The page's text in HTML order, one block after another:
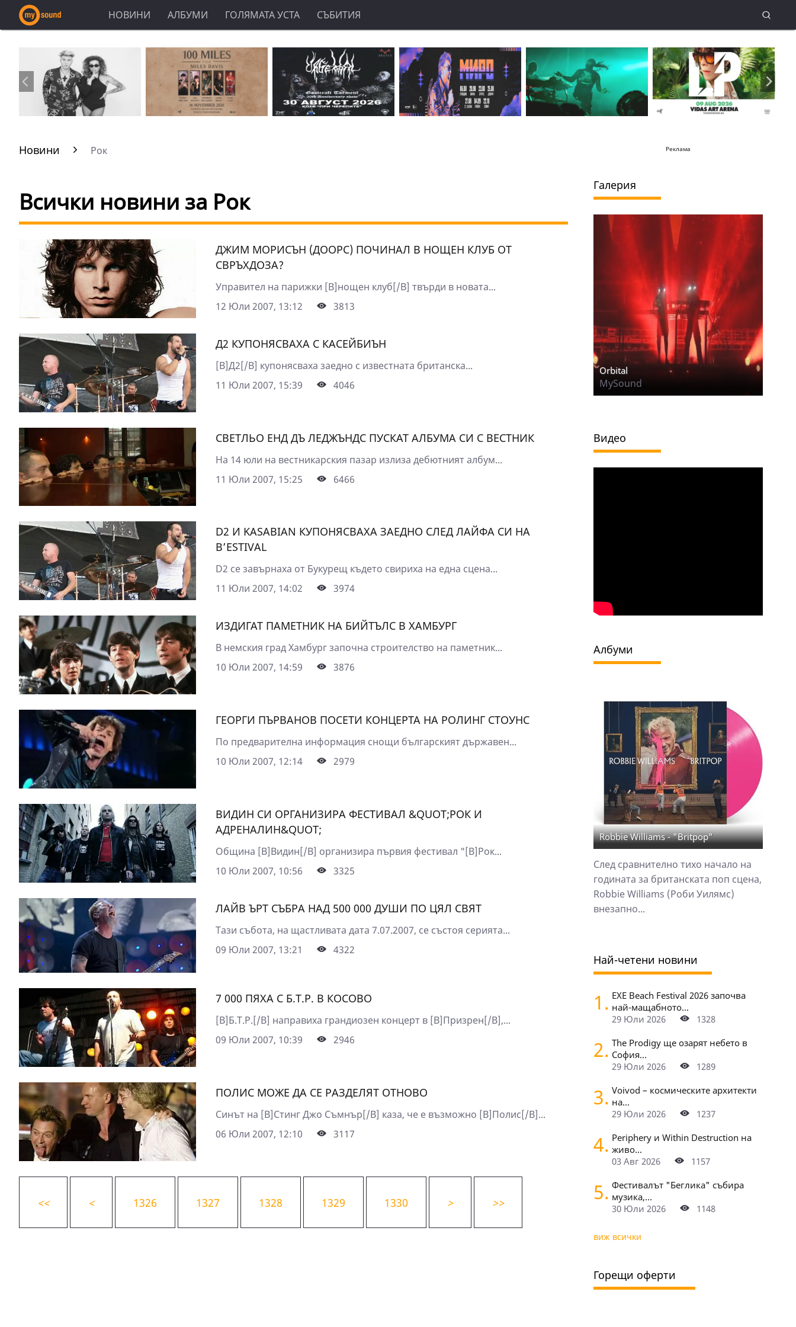
НОВИНИ АЛБУМИ ГОЛЯМАТА УСТА СЪБИТИЯ
Новини Рок
Всички новини за Рок
ДЖИМ МОРИСЪН (ДООРС) ПОЧИНАЛ В НОЩЕН КЛУБ ОТ
СВРЪХДОЗА?
Управител на парижки [B]нощен клуб[/B] твърди в новата...
12 Юли 2007, 13:12
3813
Д2 КУПОНЯСВАХА С КАСЕЙБИЪН
[B]Д2[/B] купонясваха заедно с известната британска...
11 Юли 2007, 15:39
4046
СВЕТЛЬО ЕНД ДЪ ЛЕДЖЪНДС ПУСКАТ АЛБУМА СИ С ВЕСТНИК
На 14 юли на вестникарския пазар излиза дебютният албум...
11 Юли 2007, 15:25
6466
D2 И KASABIAN КУПОНЯСВАХА ЗАЕДНО СЛЕД ЛАЙФА СИ НА
B’ESTIVAL
D2 се завърнаха от Букурещ където свириха на една сцена...
11 Юли 2007, 14:02
3974
ИЗДИГАТ ПАМЕТНИК НА БИЙТЪЛС В ХАМБУРГ
В немския град Хамбург започна строителство на паметник...
10 Юли 2007, 14:59
3876
ГЕОРГИ ПЪРВАНОВ ПОСЕТИ КОНЦЕРТА НА РОЛИНГ СТОУНС
По предварителна информация снощи българският държавен...
10 Юли 2007, 12:14
2979
ВИДИН СИ ОРГАНИЗИРА ФЕСТИВАЛ &QUOT;РОК И
АДРЕНАЛИН&QUOT;
Община [B]Видин[/B] организира първия фестивал "[B]Рок...
10 Юли 2007, 10:56
3325
ЛАЙВ ЪРТ СЪБРА НАД 500 000 ДУШИ ПО ЦЯЛ СВЯТ
Тази събота, на щастливата дата 7.07.2007, се състоя серията...
09 Юли 2007, 13:21
4322
7 000 ПЯХА С Б.Т.Р. В КОСОВО
[B]Б.Т.Р.[/B] направиха грандиозен концерт в [B]Призрен[/B],...
09 Юли 2007, 10:39
2946
ПОЛИС МОЖЕ ДА СЕ РАЗДЕЛЯТ ОТНОВО
Синът на [B]Стинг Джо Съмнър[/B] каза, че е възможно [B]Полис[/B]...
06 Юли 2007, 12:10
3117
<< < 1326 1327 1328 1329 1330 > >>
Реклама
Галерия
Orbital
MySound
Видео
Албуми
Robbie Williams - "Britpop"
След сравнително тихо начало на
годината за британската поп сцена,
Robbie Williams (Роби Уилямс)
внезапно...
Най-четени новини
1. EXE Beach Festival 2026 започва
най-мащабното...
29 Юли 2026
1328
2. The Prodigy ще озарят небето в
София...
29 Юли 2026
1289
3. Voivod – космическите архитекти
на...
29 Юли 2026
1237
4. Periphery и Within Destruction на
живо...
03 Авг 2026
1157
5. Фестивалът "Беглика" събира
музика,...
30 Юли 2026
1148
виж всички
Горещи оферти